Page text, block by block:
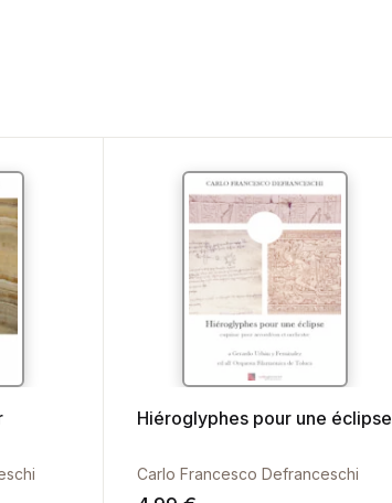
Hiéroglyphes pour une éclipse
Carlo Francesco Defranceschi